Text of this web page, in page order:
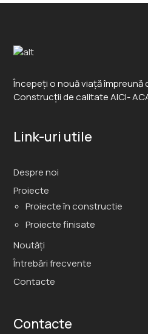
Începeți o nouă viață împreună
Construcții de calitate AICI-
Link-uri utile
Despre noi
Proiecte
Proiecte în constructie
Proiecte finisate
Noutăți
Întrebări frecvente
Contacte
Contacte